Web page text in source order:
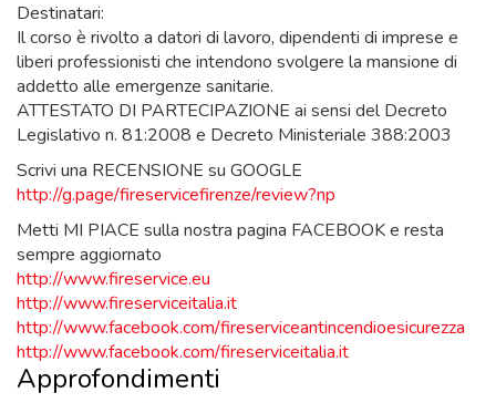
Destinatari:
Il corso è rivolto a datori di lavoro, dipendenti di imprese e
liberi professionisti che intendono svolgere la mansione di
addetto alle emergenze sanitarie.
ATTESTATO DI PARTECIPAZIONE ai sensi del Decreto
Legislativo n. 81:2008 e Decreto Ministeriale 388:2003
Scrivi una RECENSIONE su GOOGLE
http://g.page/fireservicefirenze/review?np
Metti MI PIACE sulla nostra pagina FACEBOOK e resta
sempre aggiornato
http://www.fireservice.eu
http://www.fireserviceitalia.it
http://www.facebook.com/fireserviceantincendioesicurezza
http://www.facebook.com/fireserviceitalia.it
Approfondimenti